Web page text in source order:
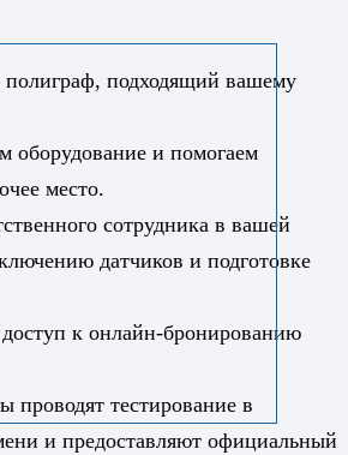
подходящий вашему
оборудование и помогаем
место.
сотрудника в вашей
датчиков и подготовке
к онлайн-бронированию
проводят тестирование в
и предоставляют официальный